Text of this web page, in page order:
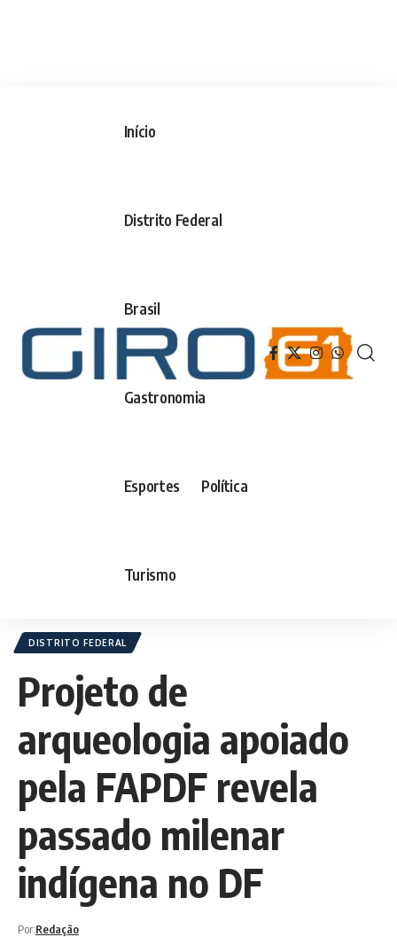
Início
Distrito Federal
Brasil
Gastronomia
Esportes Política
Turismo
DISTRITO FEDERAL
Projeto de
arqueologia apoiado
pela FAPDF revela
passado milenar
indígena no DF
Por:Redação